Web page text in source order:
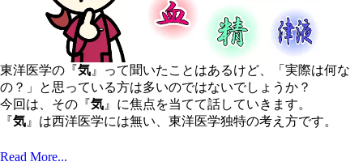
東洋医学の『気 』って聞いたことはあるけど、「実際は何な
の？」と思っている方は多いのではないでしょうか？
今回は、その『気 』に焦点を当てて話していきます。
『気 』は西洋医学には無い、東洋医学独特の考え方です。
Read More...